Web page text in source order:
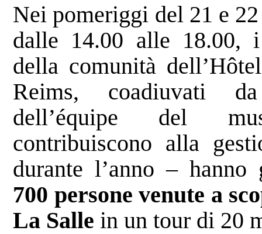
Nei pomeriggi del 21 e
dalle 14.00 alle 18.00,
della comunità
Reims, coadiuvati
dell’équipe del
contribuiscono alla
durante l’anno –
700 persone venute a
La Salle in un tour di 20